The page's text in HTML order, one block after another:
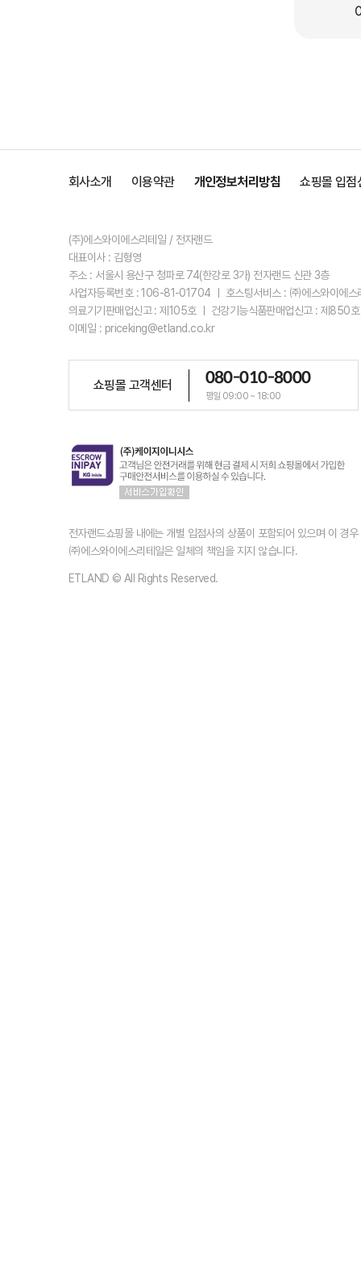
회사소개 이용약관 개인정보처리방침 쇼핑몰 입점
(주)에스와이에스리테일 / 전자랜드
대표이사 : 김형영
주소 : 서울시 용산구 청파로 74(한강로 3가) 전자랜드 신관 3층
사업자등록번호 : 106-81-01704 ㅣ 호스팅서비스 : ㈜에스와이에
의료기기판매업신고 : 제105호 ㅣ 건강기능식품판매업신고 : 제850
이메일 : priceking@etland.co.kr
쇼핑몰 고객센터 080-010-8000
평일 09:00 ~ 18:00
전자랜드쇼핑몰 내에는 개별 입점사의 상품이 포함되어 있으며 이 경
㈜에스와이에스리테일은 일체의 책임을 지지 않습니다.
ETLAND © All Rights Reserved.